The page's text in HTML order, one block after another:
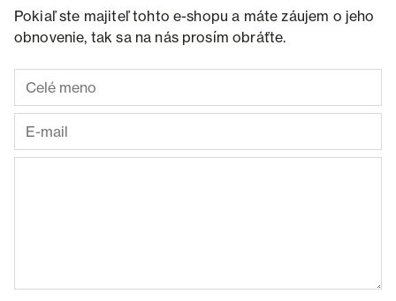
Pokiaľ ste majiteľ tohto e-shopu a máte záujem o jeho
obnovenie, tak sa na nás prosím obráťte.